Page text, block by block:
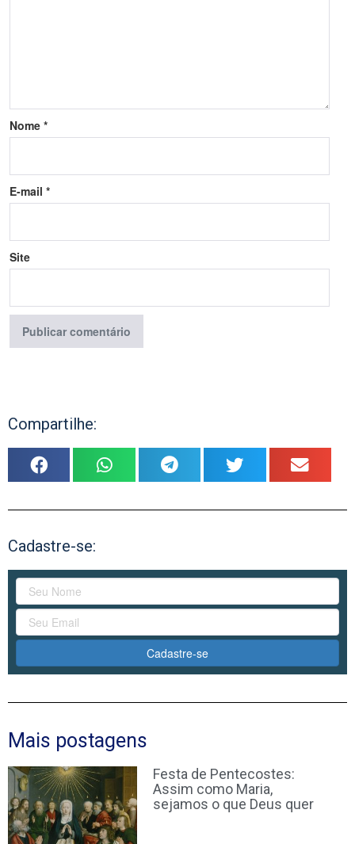
Nome *
E-mail *
Site
Compartilhe:
Cadastre-se:
Cadastre-se
Mais postagens
Festa de Pentecostes:
Assim como Maria,
sejamos o que Deus quer